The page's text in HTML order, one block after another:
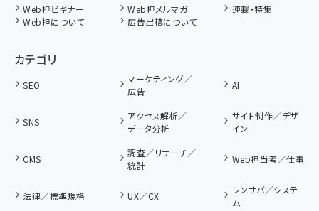
Web担ビギナー Web担メルマガ
連載・特集
Web担について
広告出稿について
カテゴリ
SEO
マーケティング／
広告
AI
SNS
アクセス解析／
データ分析
サイト制作／デザ
イン
CMS
調査／リサーチ／
統計
Web担当者／仕事
法律／標準規格 UX／CX
レンサバ／システ
ム